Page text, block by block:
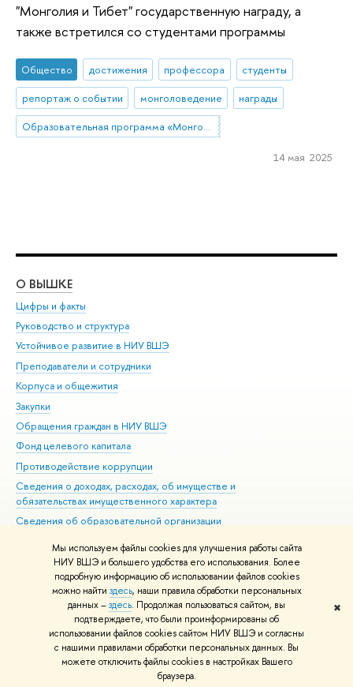
Мы используем файлы cookies для улучшения работы сайта
НИУ ВШЭ и большего удобства его использования. Более
подробную информацию об использовании файлов cookies
можно найти здесь, наши правила обработки персональных
данных –здесь. Продолжая пользоваться сайтом, вы
подтверждаете, что были проинформированы об
использовании файлов cookies сайтом НИУ ВШЭ и согласны
с нашими правилами обработки персональных данных. Вы
можете отключить файлы cookies в настройках Вашего
браузера.
✖
"Монголия и Тибет" государственную награду, а
также встретился со студентами программы
Общество достижения профессора
студенты
репортаж о событии
монголоведение
награды
Образовательная программа «Монголия и Тибет»
14 мая 2025
О ВЫШКЕ
Цифры и факты
Руководство и структура
Устойчивое развитие в НИУ ВШЭ
Преподаватели и сотрудники
Корпуса и общежития
Закупки
Обращения граждан в НИУ ВШЭ
Фонд целевого капитала
Противодействие коррупции
Сведения о доходах, расходах, об имуществе и
обязательствах имущественного характера
Сведения об образовательной организации
Людям с ограниченными возможностями здоровья
Единая платежная страница
Работа в Вышке
© НИУ ВШЭ 1993–2026 Адреса и контакты Условия использования
материалов Политика конфиденциальности Карта сайта
Шрифты HSE Sans и HSE Slab разработаны вШколе дизайна НИУ ВШЭ